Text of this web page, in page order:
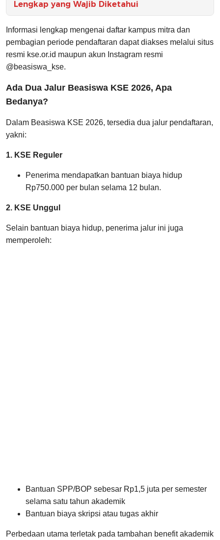
Lengkap yang Wajib Diketahui
Informasi lengkap mengenai daftar kampus mitra dan
pembagian periode pendaftaran dapat diakses melalui situs
resmi kse.or.id maupun akun Instagram resmi
@beasiswa_kse.
Ada Dua Jalur Beasiswa KSE 2026, Apa
Bedanya?
Dalam Beasiswa KSE 2026, tersedia dua jalur pendaftaran,
yakni:
1. KSE Reguler
Penerima mendapatkan bantuan biaya hidup
Rp750.000 per bulan selama 12 bulan.
2. KSE Unggul
Selain bantuan biaya hidup, penerima jalur ini juga
memperoleh:
Bantuan SPP/BOP sebesar Rp1,5 juta per semester
selama satu tahun akademik
Bantuan biaya skripsi atau tugas akhir
Perbedaan utama terletak pada tambahan benefit akademik